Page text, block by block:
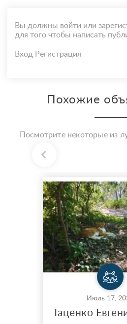
Вы должны войти или
для того чтобы написать
Вход Регистрация
Похожие
Посмотрите некоторые из
Июль 17,